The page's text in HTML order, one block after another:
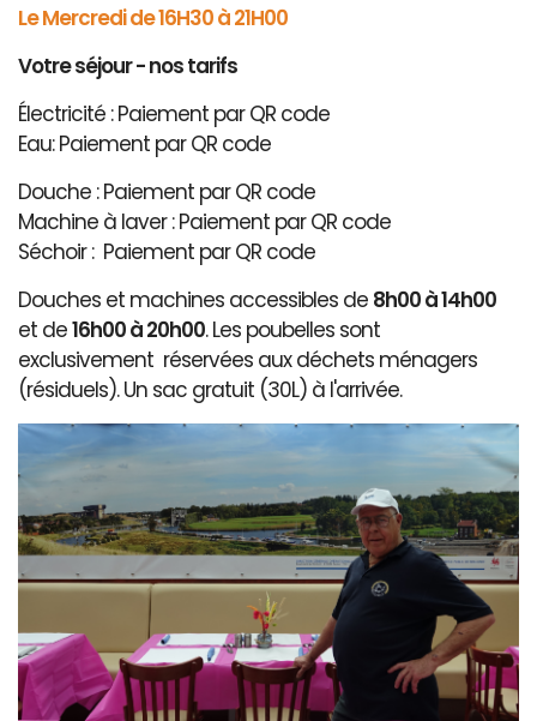
Le Mercredi de 16H30 à 21H00
Votre séjour - nos tarifs
Électricité : Paiement par QR code
Eau: Paiement par QR code
Douche : Paiement par QR code
Machine à laver : Paiement par QR code
Séchoir : Paiement par QR code
Douches et machines accessibles de 8h00 à 14h00
et de16h00 à 20h00. Les poubelles sont
exclusivement réservées aux déchets ménagers
(résiduels). Un sac gratuit (30L) à l'arrivée.